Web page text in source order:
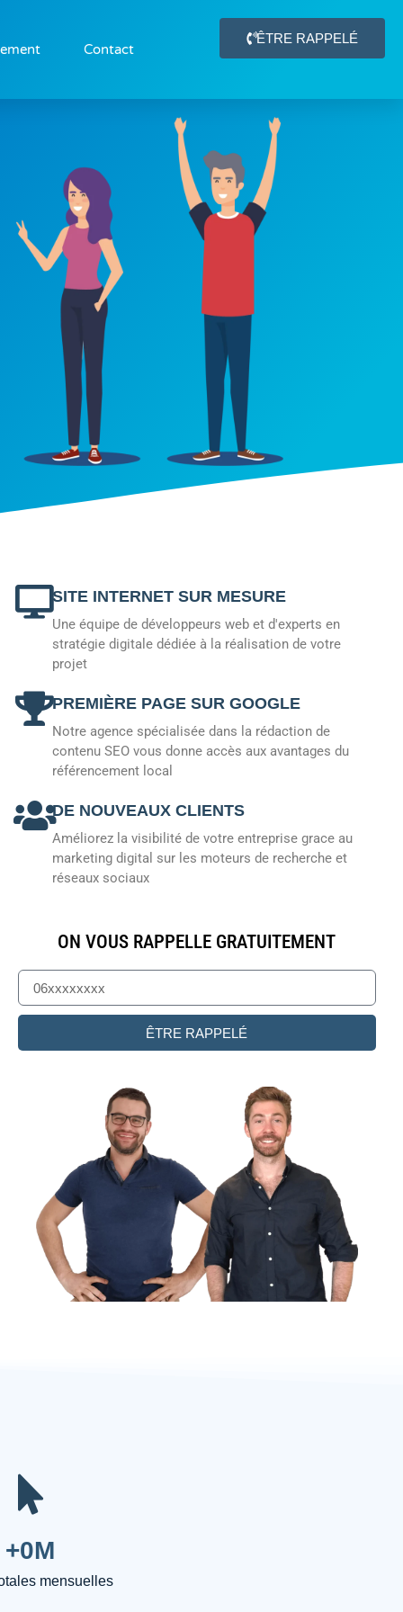
Contact
ÊTRE RAPPELÉ
SITE INTERNET SUR MESURE
Une équipe de développeurs web et d'experts en
stratégie digitale dédiée à la réalisation de votre
projet
PREMIÈRE PAGE SUR GOOGLE
Notre agence spécialisée dans la rédaction de
contenu SEO vous donne accès aux avantages du
référencement local
DE NOUVEAUX CLIENTS
Améliorez la visibilité de votre entreprise grace au
marketing digital sur les moteurs de recherche et
réseaux sociaux
ON VOUS RAPPELLE GRATUITEMENT
ÊTRE RAPPELÉ
mensuelles
+0M